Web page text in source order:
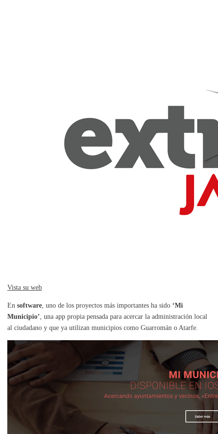
Vista su web
En software , uno de los proyectos más importantes ha sido ‘Mi
Municipio’ , una app propia pensada para acercar la administración local
al ciudadano y que ya utilizan municipios como Guarromán o Atarfe.